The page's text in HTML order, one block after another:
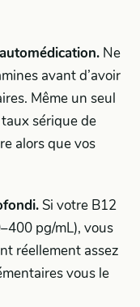
Ne
avant d’avoir
Même un seul
sérique de
alors que vos
Si votre B12
pg/mL), vous
réellement assez
vous le